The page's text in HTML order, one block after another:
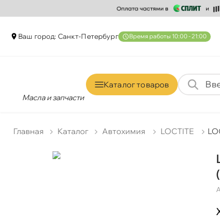
аш город: Санкт-Петербур ремя работы 10:00 - 21:00
Масла и запчасти
Каталог товаро
Главная Катало Автохимия LOCTITE